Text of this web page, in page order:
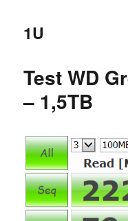
1U
Test WD
– 1,5TB